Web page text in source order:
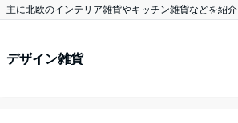
主に北欧のインテリア雑貨やキッチン雑貨などを紹介
デザイン雑貨